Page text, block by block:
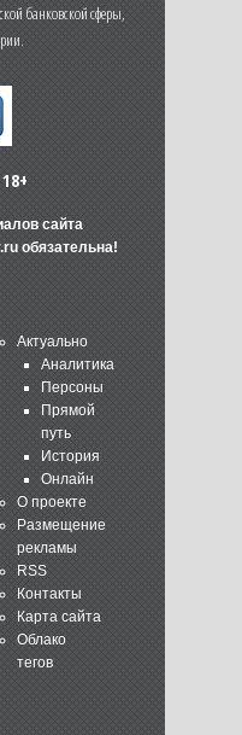
банковской сферы,
18+
сайта
обязательна!
Актуально
Аналитика
Персоны
Прямой
путь
История
Онлайн
О проекте
Размещение
рекламы
RSS
Контакты
Карта сайта
Облако
тегов